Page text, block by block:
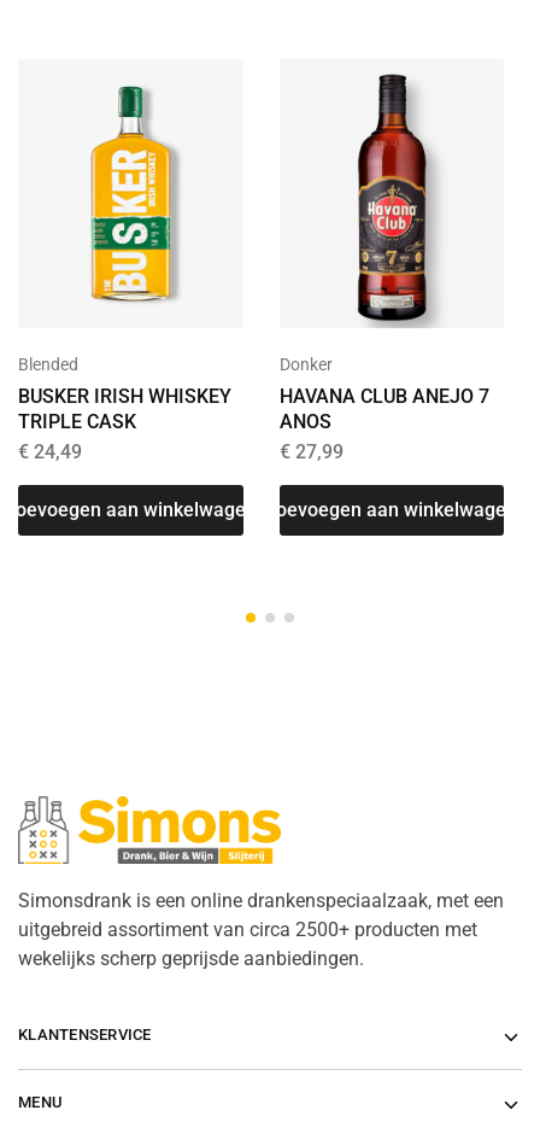
Blended
BUSKER IRISH WHISKEY
TRIPLE CASK
€ 24,49
Toevoegen aan winkelwagen
Donker
HAVANA CLUB ANEJO 7
ANOS
€27,99
Toevoegen aan winkelwagen
Simonsdrank is een online drankenspeciaalzaak, met een
uitgebreid assortiment van circa 2500+ producten met
wekelijks scherp geprijsde aanbiedingen.
KLANTENSERVICE
MENU